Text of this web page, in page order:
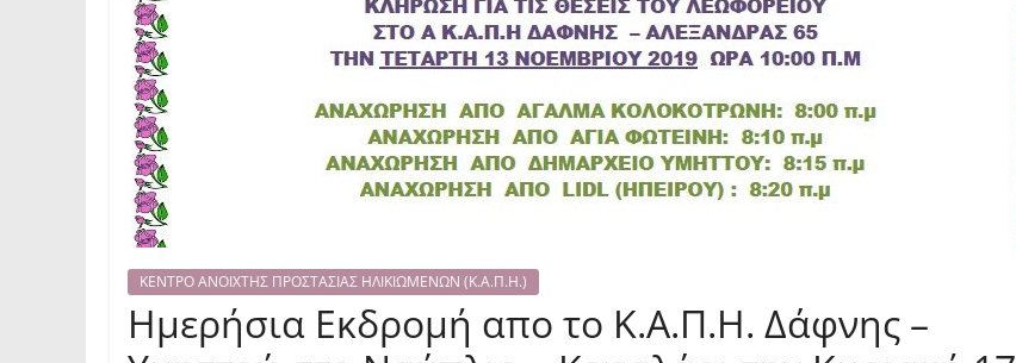
ΚΕΝΤΡΟ ΑΝΟΙΧΤΗΣ ΠΡΟΣΤΑΣΙΑΣ ΗΛΙΚΙΩΜΕΝΩΝ (Κ.Α.Π.Η.)
Ημερήσια Εκδρομή απο το Κ.Α.Π.Η. Δάφνης –